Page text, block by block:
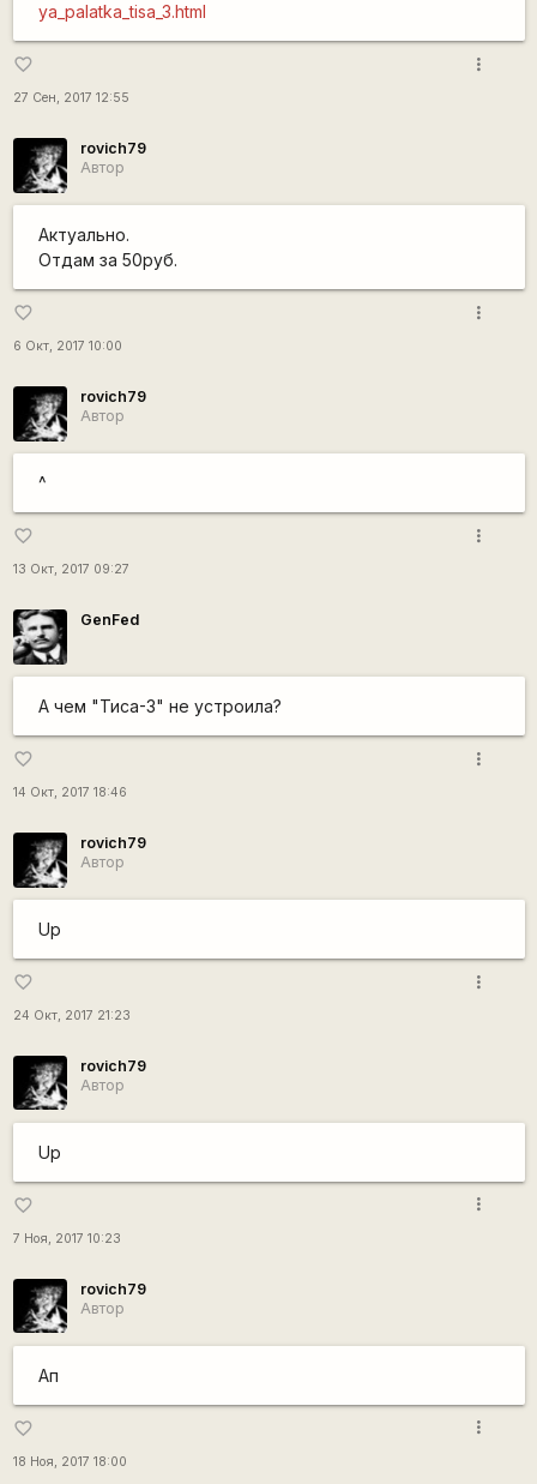
ya_palatka_tisa_3.html
favorite_border
27 Сен, 2017 12:55
more_vert
rovich79
Автор
Актуально.
Отдам за 50руб.
favorite_border
6 Окт, 2017 10:00
more_vert
rovich79
Автор
^
favorite_border
13 Окт, 2017 09:27
more_vert
GenFed
А чем "Тиса-3" не устроила?
favorite_border
14 Окт, 2017 18:46
more_vert
rovich79
Автор
Up
favorite_border
24 Окт, 2017 21:23
more_vert
rovich79
Автор
Up
favorite_border
7 Ноя, 2017 10:23
more_vert
rovich79
Автор
Ап
favorite_border
18 Ноя, 2017 18:00
more_vert